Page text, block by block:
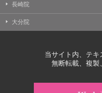
長崎院
大分院
当サイト内、テ
無断転載、複製